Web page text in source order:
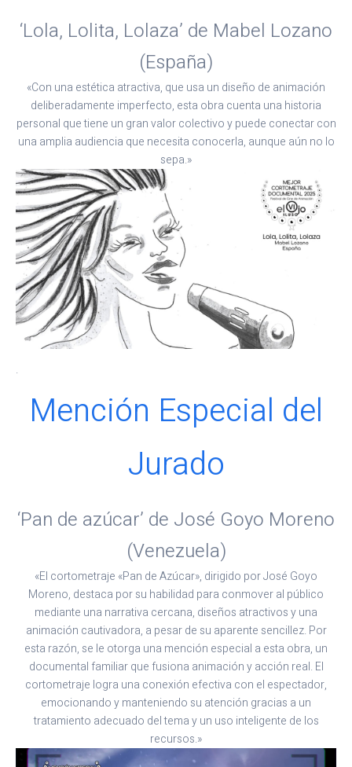
‘Lola, Lolita, Lolaza’ de Mabel Lozano
(España)
«Con una estética atractiva, que usa un diseño de animación
deliberadamente imperfecto, esta obra cuenta una historia
personal que tiene un gran valor colectivo y puede conectar con
una amplia audiencia que necesita conocerla, aunque aún no lo
sepa.»
.
Mención Especial del
Jurado
‘Pan de azúcar’ de José Goyo Moreno
(Venezuela)
«El cortometraje «Pan de Azúcar», dirigido por José Goyo
Moreno, destaca por su habilidad para conmover al público
mediante una narrativa cercana, diseños atractivos y una
animación cautivadora, a pesar de su aparente sencillez. Por
esta razón, se le otorga una mención especial a esta obra, un
documental familiar que fusiona animación y acción real. El
cortometraje logra una conexión efectiva con el espectador,
emocionando y manteniendo su atención gracias a un
tratamiento adecuado del tema y un uso inteligente de los
recursos.»